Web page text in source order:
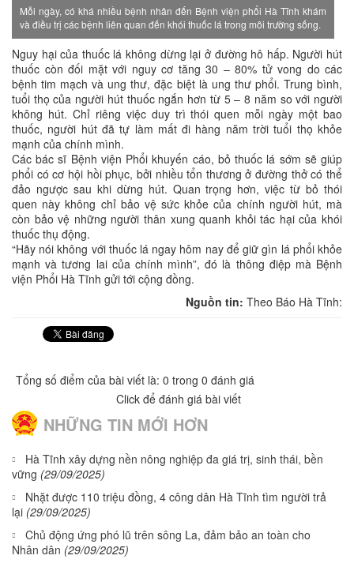
Mỗi ngày, có khá nhiều bệnh nhân đến Bệnh viện phổi Hà Tĩnh khám
và điều trị các bệnh liên quan đến khói thuốc lá trong môi trường sống.
Nguy hại của thuốc lá không dừng lại ở đường hô hấp. Người hút
thuốc còn đối mặt với nguy cơ tăng 30 – 80% tử vong do các
bệnh tim mạch và ung thư, đặc biệt là ung thư phổi. Trung bình,
tuổi thọ của người hút thuốc ngắn hơn từ 5 – 8 năm so với người
không hút. Chỉ riêng việc duy trì thói quen mỗi ngày một bao
thuốc, người hút đã tự làm mất đi hàng năm trời tuổi thọ khỏe
mạnh của chính mình.
Các bác sĩ Bệnh viện Phổi khuyến cáo, bỏ thuốc lá sớm sẽ giúp
phổi có cơ hội hồi phục, bởi nhiều tổn thương ở đường thở có thể
đảo ngược sau khi dừng hút. Quan trọng hơn, việc từ bỏ thói
quen này không chỉ bảo vệ sức khỏe của chính người hút, mà
còn bảo vệ những người thân xung quanh khỏi tác hại của khói
thuốc thụ động.
“Hãy nói không với thuốc lá ngay hôm nay để giữ gìn lá phổi khỏe
mạnh và tương lai của chính mình”, đó là thông điệp mà Bệnh
viện Phổi Hà Tĩnh gửi tới cộng đồng.
Nguồn tin: Theo Báo Hà Tĩnh:
Tổng số điểm của bài viết là: 0 trong 0 đánh giá
Click để đánh giá bài viết
NHỮNG TIN MỚI HƠN
Hà Tĩnh xây dựng nền nông nghiệp đa giá trị, sinh thái, bền
vững (29/09/2025)
Nhặt được 110 triệu đồng, 4 công dân Hà Tĩnh tìm người trả
lại (29/09/2025)
Chủ động ứng phó lũ trên sông La, đảm bảo an toàn cho
Nhân dân (29/09/2025)